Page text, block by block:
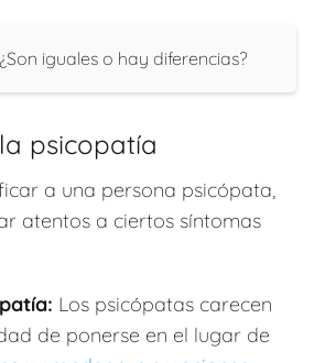
iguales o hay diferencias?
psicopatía
a una persona psicópata,
atentos a ciertos síntomas
Los psicópatas carecen
de ponerse en el lugar de